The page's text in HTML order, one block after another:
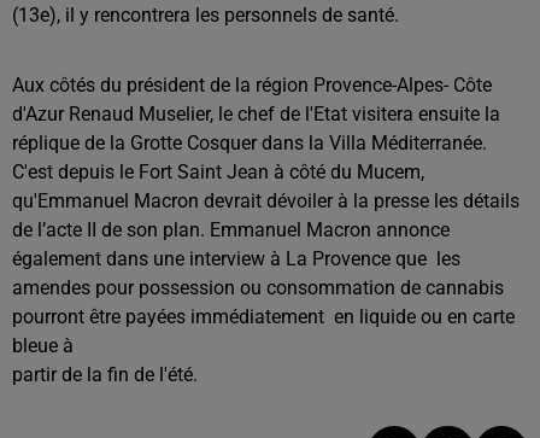
(13e), il y rencontrera les personnels de santé.
Aux côtés du président de la région Provence-Alpes- Côte
d'Azur Renaud Muselier, le chef de l'Etat visitera ensuite la
réplique de la Grotte Cosquer dans la Villa Méditerranée.
C'est depuis le Fort Saint Jean à côté du Mucem,
qu'Emmanuel Macron devrait dévoiler à la presse les détails
de l’acte II de son plan. Emmanuel Macron annonce
également dans une interview à La Provence que les
amendes pour possession ou consommation de cannabis
pourront être payées immédiatement en liquide ou en carte
bleue à
partir de la fin de l'été.